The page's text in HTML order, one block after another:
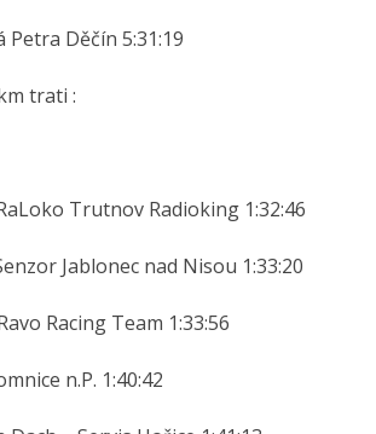
Petra Děčín 5:31:19
trati :
Trutnov Radioking 1:32:46
Jablonec nad Nisou 1:33:20
Racing Team 1:33:56
n.P. 1:40:42